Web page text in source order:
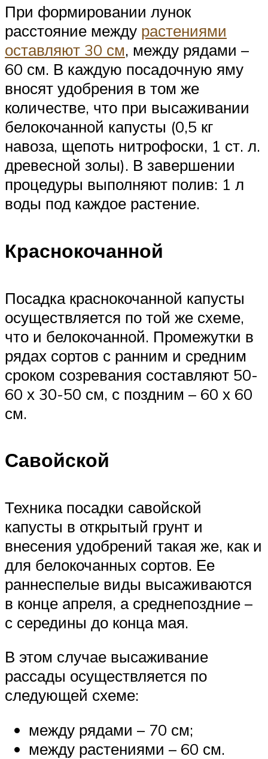
При формировании лунок
расстояние между растениями
оставляют 30 см, между рядами –
60 см. В каждую посадочную яму
вносят удобрения в том же
количестве, что при высаживании
белокочанной капусты (0,5 кг
навоза, щепоть нитрофоски, 1 ст. л.
древесной золы). В завершении
процедуры выполняют полив: 1 л
воды под каждое растение.
Краснокочанной
Посадка краснокочанной капусты
осуществляется по той же схеме,
что и белокочанной. Промежутки в
рядах сортов с ранним и средним
сроком созревания составляют 50-
60 х 30-50 см, с поздним – 60 х 60
см.
Савойской
Техника посадки савойской
капусты в открытый грунт и
внесения удобрений такая же, как и
для белокочанных сортов. Ее
раннеспелые виды высаживаются
в конце апреля, а среднепоздние –
с середины до конца мая.
В этом случае высаживание
рассады осуществляется по
следующей схеме:
между рядами – 70 см;
между растениями – 60 см.